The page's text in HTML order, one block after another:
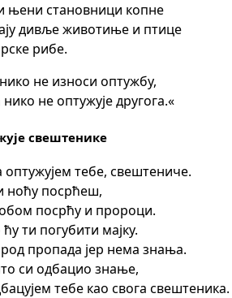
њени становници копне
дивље животиње и птице
рибе.
не износи оптужбу,
нико не оптужује другога.«
свештенике
оптужујем тебе, свештениче.
ноћу посрћеш,
посрћу и пророци.
ти погубити мајку.
пропада јер нема знања.
си одбацио знање,
тебе као свога свештеника.